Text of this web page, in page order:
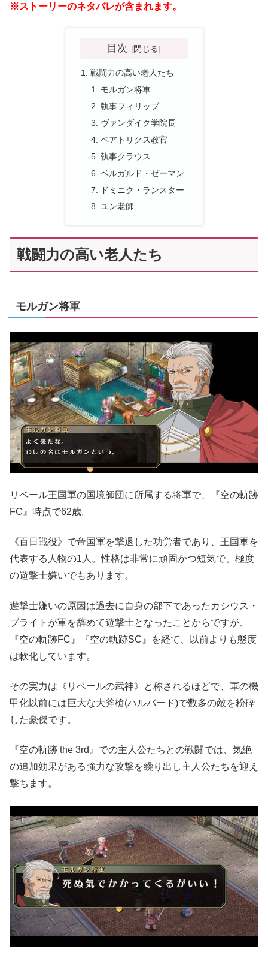
※ストーリーのネタバレが含まれます。
目次
戦闘力の高い老人たち
モルガン将軍
執事フィリップ
ヴァンダイク学院長
ベアトリクス教官
執事クラウス
ベルガルド・ゼーマン
ドミニク・ランスター
ユン老師
戦闘力の高い老人たち
モルガン将軍
リベール王国軍の国境師団に所属する将軍で、『空の軌跡
FC』時点で62歳。
《百日戦役》で帝国軍を撃退した功労者であり、王国軍を
代表する人物の1人。性格は非常に頑固かつ短気で、極度
の遊撃士嫌いでもあります。
遊撃士嫌いの原因は過去に自身の部下であったカシウス・
ブライトが軍を辞めて遊撃士となったことからですが、
『空の軌跡FC』『空の軌跡SC』を経て、以前よりも態度
は軟化しています。
その実力は《リベールの武神》と称されるほどで、軍の機
甲化以前には巨大な大斧槍(ハルバード)で数多の敵を粉砕
した豪傑です。
『空の軌跡 the 3rd』での主人公たちとの戦闘では、気絶
の追加効果がある強力な攻撃を繰り出し主人公たちを迎え
撃ちます。